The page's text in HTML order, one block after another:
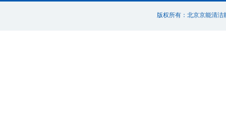
版权所有：北京京能清